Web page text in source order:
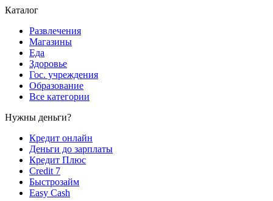
Каталог
Развлечения
Магазины
Еда
Здоровье
Гос. учреждения
Образование
Все категории
Нужны деньги?
Кредит онлайн
Деньги до зарплаты
Кредит Плюс
Credit 7
Быстрозайм
Easy Cash